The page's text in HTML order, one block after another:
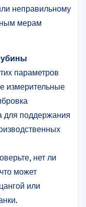
неправильному
мерам
параметров
измерительные
для поддержания
нет ли
может
или